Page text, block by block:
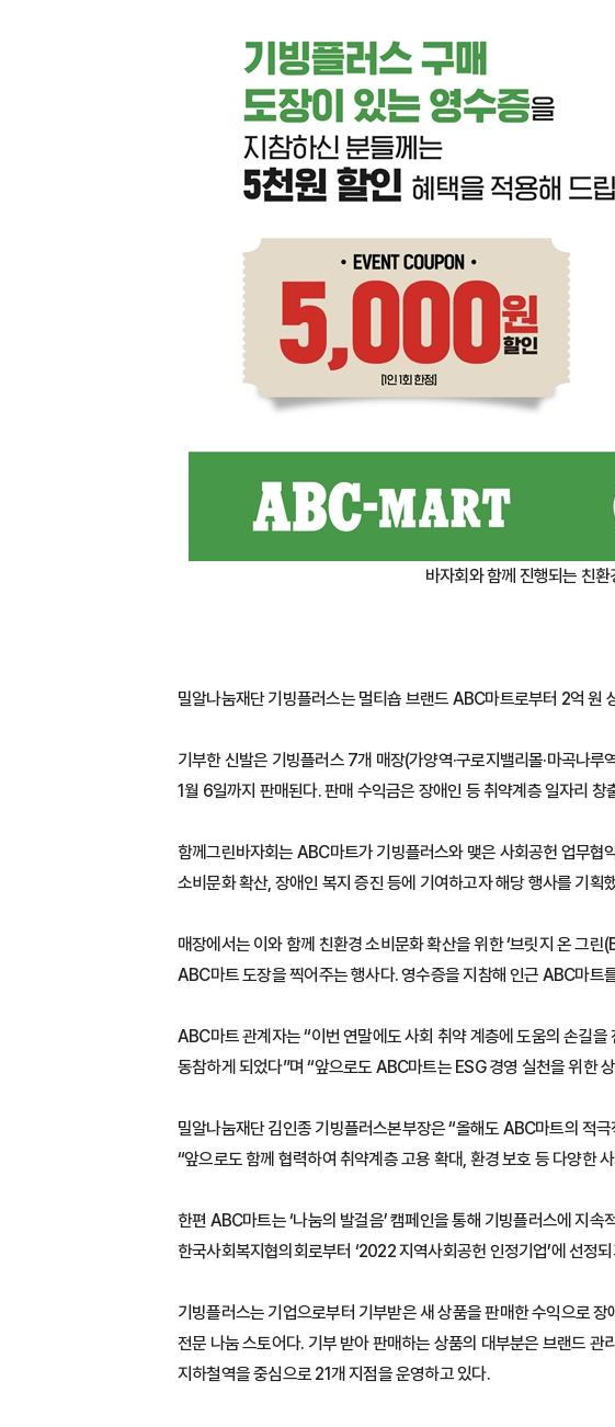
바자회와 함께 진행되는 친
밀알나눔재단 기빙플러스는 멀티숍 브랜드 ABC마트로부터 2억 원
기부한 신발은 기빙플러스 7개 매장(가양역·구로지밸리몰·마곡나
1월 6일까지 판매된다. 판매 수익금은 장애인 등 취약계층 일자리 창
함께그린바자회는 ABC마트가 기빙플러스와 맺은 사회공헌 업무협
소비문화 확산, 장애인 복지 증진 등에 기여하고자 해당 행사를 기획
매장에서는 이와 함께 친환경 소비문화 확산을 위한 ‘브릿지 온 그
ABC마트 도장을 찍어주는 행사다. 영수증을 지참해 인근 ABC마
ABC마트 관계자는 “이번 연말에도 사회 취약 계층에 도움의 손길
동참하게 되었다”며 “앞으로도 ABC마트는 ESG 경영 실천을 위한
밀알나눔재단 김인종 기빙플러스본부장은 “올해도 ABC마트의 적
“앞으로도 함께 협력하여 취약계층 고용 확대, 환경 보호 등 다양한
한편 ABC마트는 ‘나눔의 발걸음’ 캠페인을 통해 기빙플러스에 지
한국사회복지협의회로부터 ‘2022 지역사회공헌 인정기업’에 선정
기빙플러스는 기업으로부터 기부받은 새 상품을 판매한 수익으로
전문 나눔 스토어다. 기부 받아 판매하는 상품의 대부분은 브랜드
지하철역을 중심으로 21개 지점을 운영하고 있다.